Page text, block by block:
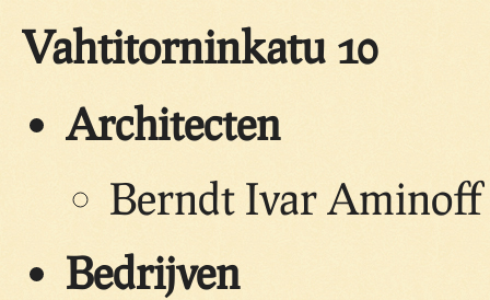
Vahtitorninkatu 10
Architecten
Berndt Ivar Aminoff
Bedrijven